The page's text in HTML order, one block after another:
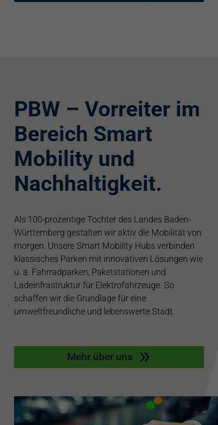
PBW – Vorreiter im
Bereich Smart
Mobility und
Nachhaltigkeit.
Als 100-prozentige Tochter des Landes Baden-
Württemberg gestalten wir aktiv die Mobilität von
morgen. Unsere Smart Mobility Hubs verbinden
klassisches Parken mit innovativen Lösungen wie
u. a. Fahrradparken, Paketstationen und
Ladeinfrastruktur für Elektrofahrzeuge. So
schaffen wir die Grundlage für eine
umweltfreundliche und lebenswerte Stadt.
Mehr über uns